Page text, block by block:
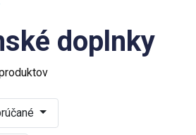
doplnky